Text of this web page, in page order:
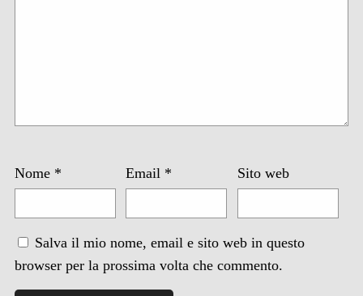
Nome * Email * Sito web
Salva il mio nome, email e sito web in questo
browser per la prossima volta che commento.